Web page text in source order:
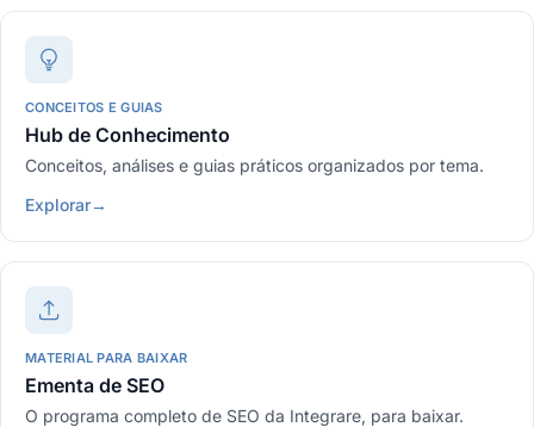
CONCEITOS E GUIAS
Hub de Conhecimento
Conceitos, análises e guias práticos organizados por tema.
Explorar→
MATERIAL PARA BAIXAR
Ementa de SEO
O programa completo de SEO da Integrare, para baixar.